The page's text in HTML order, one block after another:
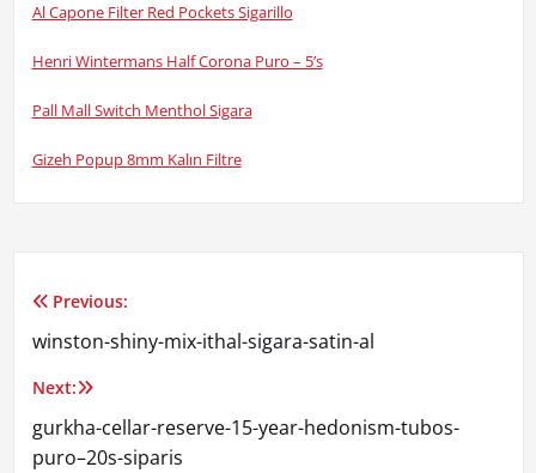
Al Capone Filter Red Pockets Sigarillo
Henri Wintermans Half Corona Puro – 5’s
Pall Mall Switch Menthol Sigara
Gizeh Popup 8mm Kalın Filtre
Yazı
gezinmesi
Previous:
winston-shiny-mix-ithal-sigara-satin-al
Next:
gurkha-cellar-reserve-15-year-hedonism-tubos-
puro–20s-siparis